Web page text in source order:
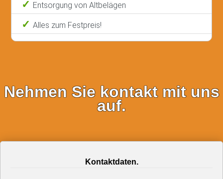
Entsorgung von Altbelägen
Alles zum Festpreis!
Nehmen Sie kontakt mit uns
auf.
Kontaktdaten.